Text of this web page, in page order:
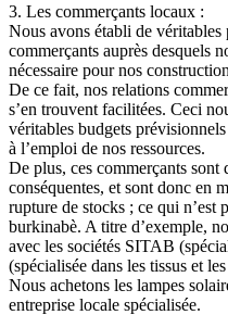
3. Les commerçants locaux :
Nous avons établi de véritables
commerçants auprès desquels
nécessaire pour nos
De ce fait, nos relations
s’en trouvent facilitées. Ceci
véritables budgets
à l’emploi de nos ressources.
De plus, ces commerçants sont
conséquentes, et sont donc en
rupture de stocks ; ce qui n’est
burkinabè. A titre d’exemple,
avec les sociétés SITAB
(spécialisée dans les tissus et
Nous achetons les lampes
entreprise locale spécialisée.